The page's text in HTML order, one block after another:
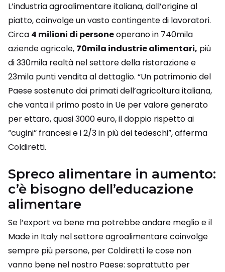
L’industria agroalimentare italiana, dall’origine al
piatto, coinvolge un vasto contingente di lavoratori.
Circa 4 milioni di personeoperano in 740mila
aziende agricole, 70mila industrie alimentari, più
di 330mila realtà nel settore della ristorazione e
23mila punti vendita al dettaglio. “Un patrimonio del
Paese sostenuto dai primati dell’agricoltura italiana,
che vanta il primo posto in Ue per valore generato
per ettaro, quasi 3000 euro, il doppio rispetto ai
“cugini” francesi e i 2/3 in più dei tedeschi”, afferma
Coldiretti.
Spreco alimentare in aumento:
c’è bisogno dell’educazione
alimentare
Se l’export va bene ma potrebbe andare meglio e il
Made in Italy nel settore agroalimentare coinvolge
sempre più persone, per Coldiretti le cose non
vanno bene nel nostro Paese: soprattutto per